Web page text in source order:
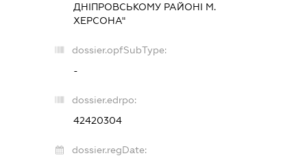
ДНІПРОВСЬКОМУ РАЙОНІ М.
ХЕРСОНА"
dossier.opfSubType:
-
dossier.edrpo:
42420304
dossier.regDate: